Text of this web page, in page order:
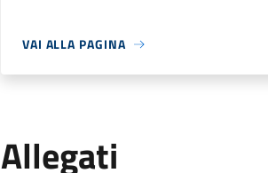
VAI ALLA PAGINA
Allegati